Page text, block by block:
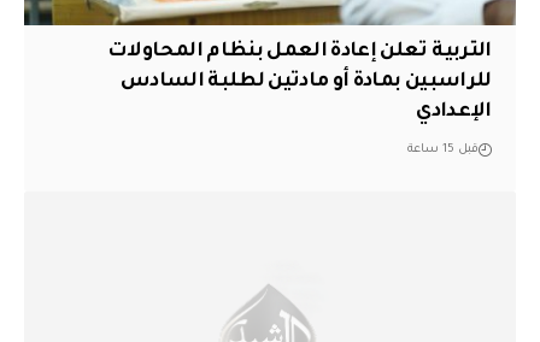
التربية تعلن إعادة العمل بنظام المحاولات
للراسبين بمادة أو مادتين لطلبة السادس
الإعدادي
قبل 15 ساعة